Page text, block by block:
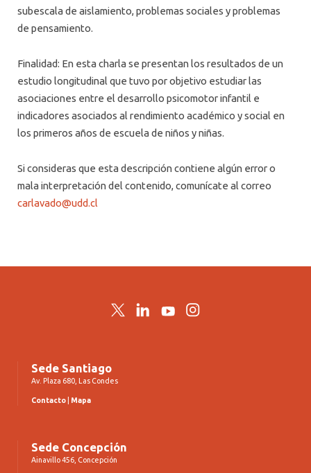
subescala de aislamiento, problemas sociales y problemas
de pensamiento.
Finalidad: En esta charla se presentan los resultados de un
estudio longitudinal que tuvo por objetivo estudiar las
asociaciones entre el desarrollo psicomotor infantil e
indicadores asociados al rendimiento académico y social en
los primeros años de escuela de niños y niñas.
Si consideras que esta descripción contiene algún error o
mala interpretación del contenido, comunícate al correo
carlavado@udd.cl
TwitterLinkedInYouTubeInstagram
Sede Santiago
Av. Plaza 680, Las Condes
Contacto Mapa
Sede Concepción
Ainavillo 456, Concepción